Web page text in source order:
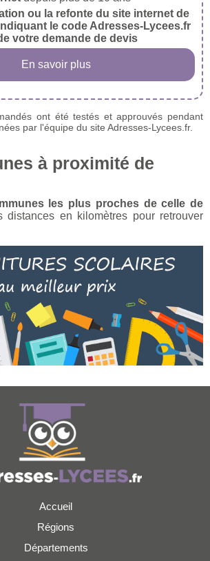
ou la refonte du site internet de
le code Adresses-Lycees.fr
votre demande de devis
En savoir plus
ont été testés et approuvés pendant
par l'équipe du site Adresses-Lycees.fr.
à proximité de
les plus proches de celle de
distances en kilomètres pour retrouver
Accueil
Régions
Départements